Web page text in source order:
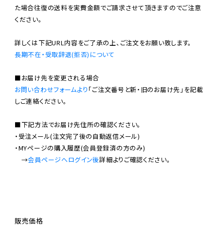
た場合往復の送料を実費金額でご請求させて頂きますのでご注意
ください。
長期不在・受取辞退(拒否)について
お問い合わせフォームより 「ご注文番号と新・旧のお届け先」を記載
しご連絡ください。
■下記方法でお届け先住所の確認ください。
・受注メール(注文完了後の自動返信メール)
・MYページの購入履歴(会員登録済の方のみ)
→会員ページへログイン後